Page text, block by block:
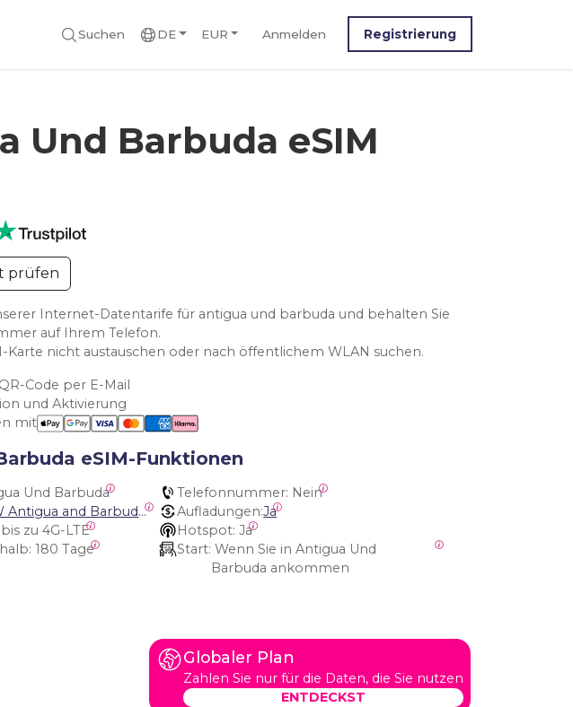
Suchen DE EUR Anmelden Registrierung
Und Barbuda eSIM
prüfen
Internet-Datentarife für antigua und barbuda und behalten Sie
auf Ihrem Telefon.
Karte nicht austauschen oder nach öffentlichem WLAN suchen.
Code per E-Mail
und Aktivierung
mit
eSIM-Funktionen
Und Barbuda Telefonnummer: Nein
C & W Antigua and Barbuda, Cable and Wireless Anguilla, Cable & Wireless - LIME, Setel Netherlands Antilles, BTC Bahamas, C&W (Flow), Claro, Bouygues/DigiCel, Dauphin, Free, Cable & Wireless Jamaica, Cable & Wireless Saint Kitts and Nevis, Cable & Wireless Saint Lucia, Cable & Wireless Montserrat, Liberty, Telephone Company Puerto Rico , Cable & Wireless, C & W Saint Vincent and Grenadines Aufladungen:Ja
bis zu 4G-LTE Hotspot: Ja
180 Tage Start: Wenn Sie in Antigua Und
Barbuda ankommen
Globaler Plan
Zahlen Sie nur für die Daten, die Sie nutzen
ENTDECKST